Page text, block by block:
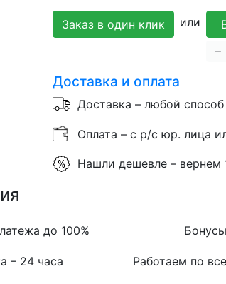
Заказ в один клик или
Доставка и оплата
Доставка – любой
Оплата – с р/с юр. лица
Нашли дешевле – вернем
до 100% Бонусы
– 24 часа Работаем по